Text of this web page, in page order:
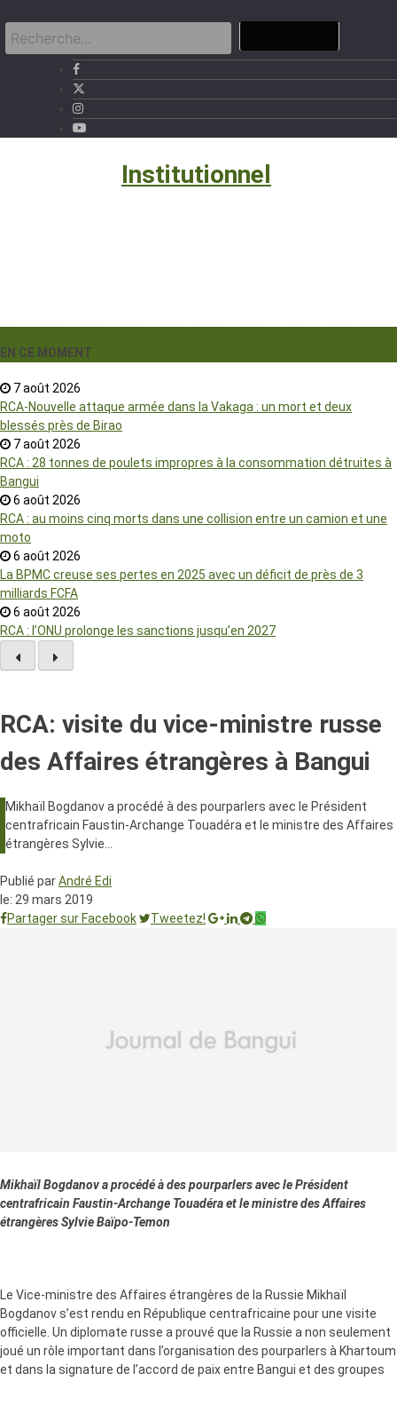
Institutionnel
EN CE MOMENT
7 août 2026
RCA-Nouvelle attaque armée dans la Vakaga : un mort et deux
blessés près de Birao
7 août 2026
RCA : 28 tonnes de poulets impropres à la consommation détruites à
Bangui
6 août 2026
RCA : au moins cinq morts dans une collision entre un camion et une
moto
6 août 2026
La BPMC creuse ses pertes en 2025 avec un déficit de près de 3
milliards FCFA
6 août 2026
RCA : l’ONU prolonge les sanctions jusqu’en 2027
RCA: visite du vice-ministre russe
des Affaires étrangères à Bangui
Mikhaïl Bogdanov a procédé à des pourparlers avec le Président
centrafricain Faustin-Archange Touadéra et le ministre des Affaires
étrangères Sylvie…
Publié parAndré Edi
le: 29 mars 2019
Partager sur Facebook
Tweetez!
Mikhaïl Bogdanov a procédé à des pourparlers avec le Président
centrafricain Faustin-Archange Touadéra et le ministre des Affaires
étrangères Sylvie Baïpo-Temon
Le Vice-ministre des Affaires étrangères de la Russie Mikhaïl
Bogdanov s’est rendu en République centrafricaine pour une visite
officielle. Un diplomate russe a prouvé que la Russie a non seulement
joué un rôle important dans l’organisation des pourparlers à Khartoum
et dans la signature de l’accord de paix entre Bangui et des groupes